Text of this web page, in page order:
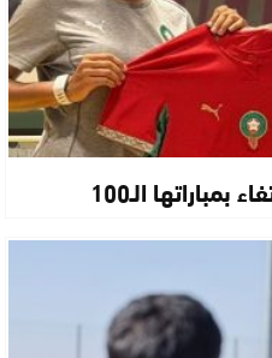
الـ100